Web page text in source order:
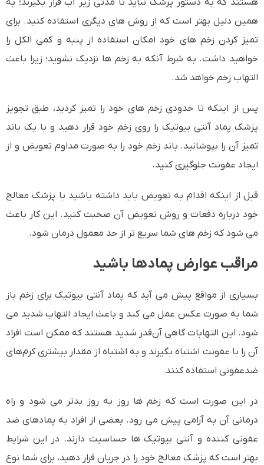
هستند که به دستور پزشک نباید تا مدتی زیر آب قرار بگیرند؛ به
همین دلیل بهتر است که از روش های دیگری استفاده کنید. برای
تمیز کردن زخم های خود امکان استفاده از پنبه و کمی الکل را
خواهید داشت. به شرط آنکه به زخم ها نزدیک نشوید؛ زیرا باعث
التهاب زخم خواهد شد.
پس از اینکه تا حدودی زخم های خود را تمیز کردید، طبق تجویز
پزشک پماد آنتی بیوتیک را روی زخم خود قرار دهید و با یک باند
تمیز آن را بپوشانید. باند زخم خود را به صورت مداوم تعویض و از
ایجاد عفونت جلوگیری کنید.
قبل از اینکه اقدام به تعویض باید داشته باشید با پزشک معالج
خود درباره دفعات و روش تعویض آن صحبت کنید. این کار باعث
می شود که زخم های شما سریع تر از حد معمول درمان شود.
مراقب عوارض پمادها باشید
بسیاری از مواقع پیش می آید که پماد آنتی بیوتیک برای زخم باز
شما به صورت عکس عمل می کند و باعث ایجاد التهاب شدید می
شود. این التهابات گاهی آن‌قدر شدید هستند که ممکن است افراد
آن را با عفونت اشتباه بگیرند و به اشتباه از مقدار بیشتری کرم‌های
ضدعفونی استفاده کنند.
در این صورت است که زخم ها روز به روز بدتر می شود و راه
درمانی آن به آرامی پیش می رود. بعضی از افراد به پمادهای ضد
عفونی کننده و آنتی بیوتیک ها حساسیت دارند. در این شرایط
بهتر است که پزشک معالج خود را در جریان قرار دهید، برای شما نوع